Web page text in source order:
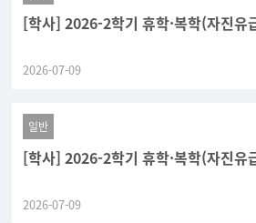
[학사] 2026-2학기 휴학·복학(자진유
2026-07-09
일반
[학사] 2026-2학기 휴학·복학(자진유
2026-07-09